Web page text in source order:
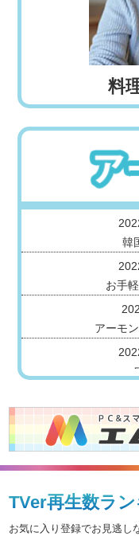
料
韓
お手
アーモ
ヴィ
春先取
TVer再生数ラ
お気に入り登録でお見逃し